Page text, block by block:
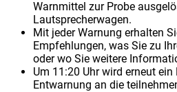
Warnmittel zur Probe
Lautsprecherwagen.
Mit jeder Warnung erhalten
Empfehlungen, was Sie zu
oder wo Sie weitere
Um 11:20 Uhr wird erneut
Entwarnung an die